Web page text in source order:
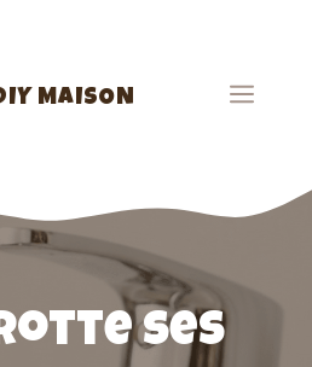
MAISON
ses